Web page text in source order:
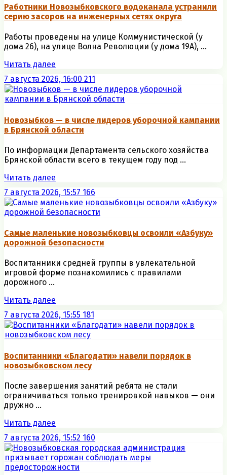
Работники Новозыбковского водоканала устранили
серию засоров на инженерных сетях округа
Работы проведены на улице Коммунистической (у
дома 26), на улице Волна Революции (у дома 19А), ...
Читать далее
7 августа 2026, 16:00 211
Новозыбков — в числе лидеров уборочной кампании
в Брянской области
По информации Департамента сельского хозяйства
Брянской области всего в текущем году под ...
Читать далее
7 августа 2026, 15:57 166
Самые маленькие новозыбковцы освоили «Азбуку»
дорожной безопасности
Воспитанники средней группы в увлекательной
игровой форме познакомились с правилами
дорожного ...
Читать далее
7 августа 2026, 15:55 181
Воспитанники «Благодати» навели порядок в
новозыбковском лесу
После завершения занятий ребята не стали
ограничиваться только тренировкой навыков — они
дружно ...
Читать далее
7 августа 2026, 15:52 160